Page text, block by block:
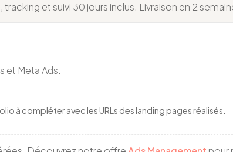
et suivi 30 jours inclus. Livraison en 2
et Meta Ads.
à compléter avec les URLs deslanding pagesréalisés.